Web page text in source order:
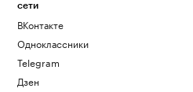
сети
ВКонтакте
Одноклассники
Telegram
Дзен